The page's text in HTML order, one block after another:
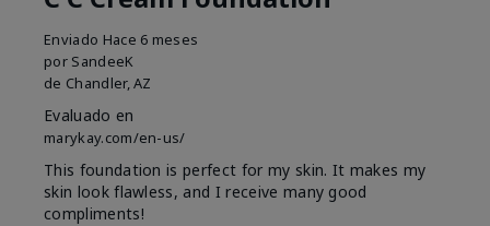
Enviado Hace 6 meses
por SandeeK
de Chandler, AZ
Evaluado en
marykay.com/en-us/
This foundation is perfect for my skin. It makes my
skin look flawless, and I receive many good
compliments!